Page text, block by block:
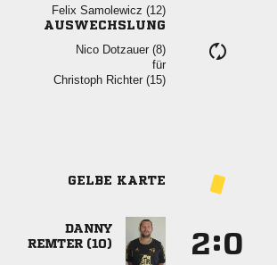
  
AUSWECHSLUNG
  
für
  
GELBE KARTE

 
: